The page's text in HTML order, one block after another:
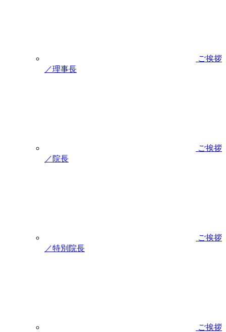
ご挨拶
／理事長
ご挨拶
／院長
ご挨拶
／特別院長
ご挨拶